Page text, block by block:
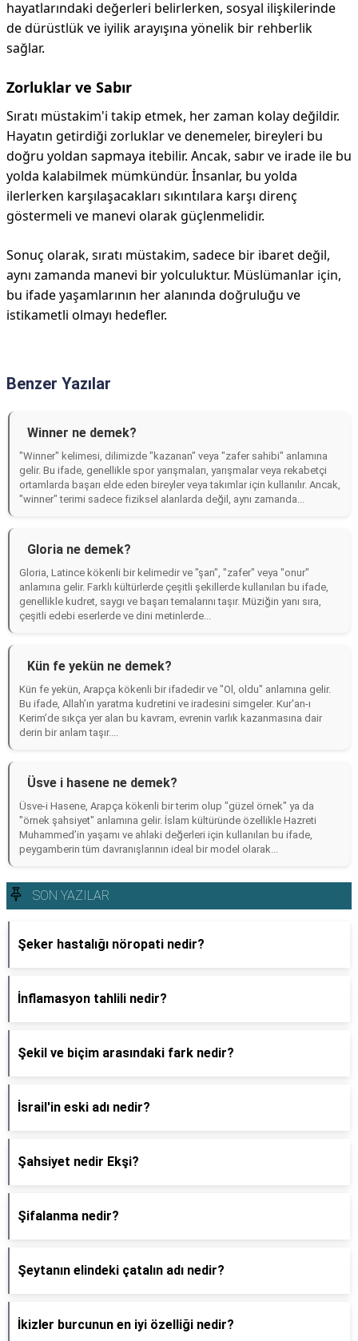
hayatlarındaki değerleri belirlerken, sosyal ilişkilerinde
de dürüstlük ve iyilik arayışına yönelik bir rehberlik
sağlar.
Zorluklar ve Sabır
Sıratı müstakim'i takip etmek, her zaman kolay değildir.
Hayatın getirdiği zorluklar ve denemeler, bireyleri bu
doğru yoldan sapmaya itebilir. Ancak, sabır ve irade ile bu
yolda kalabilmek mümkündür. İnsanlar, bu yolda
ilerlerken karşılaşacakları sıkıntılara karşı direnç
göstermeli ve manevi olarak güçlenmelidir.
Sonuç olarak, sıratı müstakim, sadece bir ibaret değil,
aynı zamanda manevi bir yolculuktur. Müslümanlar için,
bu ifade yaşamlarının her alanında doğruluğu ve
istikametli olmayı hedefler.
Benzer Yazılar
Winner ne demek?
"Winner" kelimesi, dilimizde "kazanan" veya "zafer sahibi" anlamına
gelir. Bu ifade, genellikle spor yarışmaları, yarışmalar veya rekabetçi
ortamlarda başarı elde eden bireyler veya takımlar için kullanılır. Ancak,
"winner" terimi sadece fiziksel alanlarda değil, aynı zamanda...
Gloria ne demek?
Gloria, Latince kökenli bir kelimedir ve "şan", "zafer" veya "onur"
anlamına gelir. Farklı kültürlerde çeşitli şekillerde kullanılan bu ifade,
genellikle kudret, saygı ve başarı temalarını taşır. Müziğin yanı sıra,
çeşitli edebi eserlerde ve dini metinlerde...
Kün fe yekün ne demek?
Kün fe yekün, Arapça kökenli bir ifadedir ve "Ol, oldu" anlamına gelir.
Bu ifade, Allah’ın yaratma kudretini ve iradesini simgeler. Kur'an-ı
Kerim’de sıkça yer alan bu kavram, evrenin varlık kazanmasına dair
derin bir anlam taşır....
Üsve i hasene ne demek?
Üsve-i Hasene, Arapça kökenli bir terim olup "güzel örnek" ya da
"örnek şahsiyet" anlamına gelir. İslam kültüründe özellikle Hazreti
Muhammed’in yaşamı ve ahlaki değerleri için kullanılan bu ifade,
peygamberin tüm davranışlarının ideal bir model olarak...
SON YAZILAR
Şeker hastalığı nöropati nedir?
İnflamasyon tahlili nedir?
Şekil ve biçim arasındaki fark nedir?
İsrail'in eski adı nedir?
Şahsiyet nedir Ekşi?
Şifalanma nedir?
Şeytanın elindeki çatalın adı nedir?
İkizler burcunun en iyi özelliği nedir?